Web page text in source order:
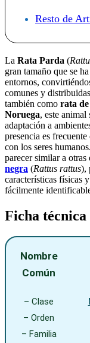
Resto de
La Rata Parda (
gran tamaño que se
entornos,
comunes y
también como rata
Noruega, este animal
adaptación a
presencia es
con los seres
parecer similar a otras
negra (Rattus rattus),
características físicas
fácilmente
Ficha técnica
Nombre
Común
– Clase
– Orden
– Familia